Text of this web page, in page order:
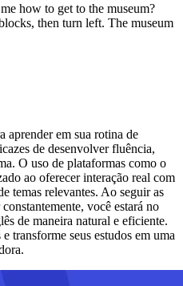
how to get to the museum?
then turn left. The museum
aprender em sua rotina de
de desenvolver fluência,
O uso de plataformas como o
ao oferecer interação real com
temas relevantes. Ao seguir as
você estará no
de maneira natural e eficiente.
transforme seus estudos em uma